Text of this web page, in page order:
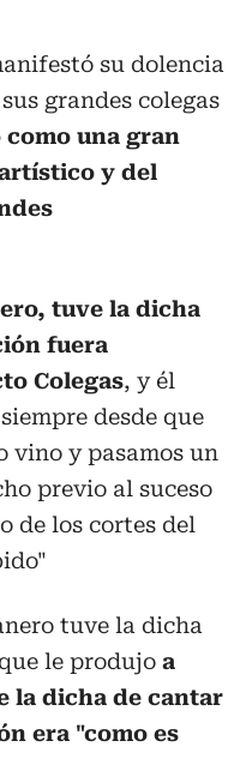
su dolencia
grandes colegas
una gran
y del
tuve la dicha
fuera
Colegas, y él
desde que
vino y pasamos un
previo al suceso
de los cortes del
tuve la dicha
le produjo a
la dicha de cantar
era "como es